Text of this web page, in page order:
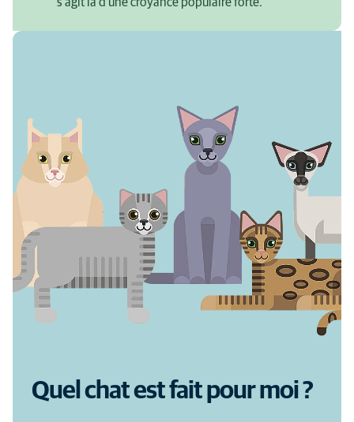
Quel chat est fait pour moi ?